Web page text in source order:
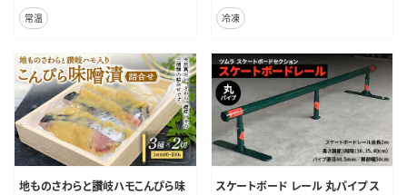
常温
冷凍
地ものさわらと讃岐ハモこんぴら味
スケートボード レール 丸パイプ ス